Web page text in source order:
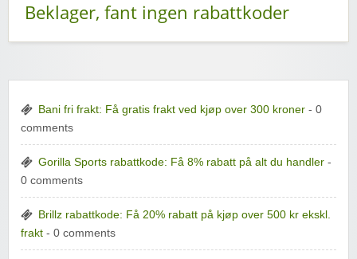
Beklager, fant ingen rabattkoder
Bani fri frakt: Få gratis frakt ved kjøp over 300 kroner - 0
comments
Gorilla Sports rabattkode: Få 8% rabatt på alt du handler -
0 comments
Brillz rabattkode: Få 20% rabatt på kjøp over 500 kr ekskl.
frakt - 0 comments